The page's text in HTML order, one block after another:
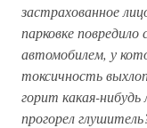
застрахованное
парковке
автомобилем, у
токсичность
горит какая-
прогорел